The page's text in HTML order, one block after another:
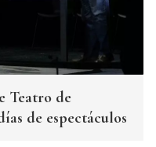
Teatro de
de espectáculos